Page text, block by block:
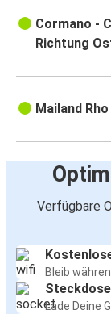
Cormano -
Richtung
Mailand
Verfügbare
Bleib
Lade Deine